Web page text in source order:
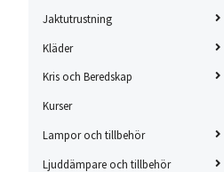
Jaktutrustning
Kläder
Kris och Beredskap
Kurser
Lampor och tillbehör
Ljuddämpare och tillbehör